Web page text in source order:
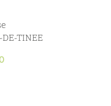
TINEE